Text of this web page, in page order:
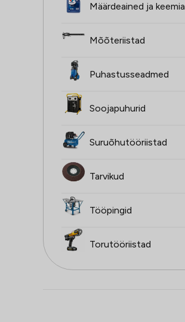
Määrdeained ja keemia
Mõõteriistad
Puhastusseadmed
Soojapuhurid
Suruõhutööriistad
Tarvikud
Tööpingid
Torutööriistad